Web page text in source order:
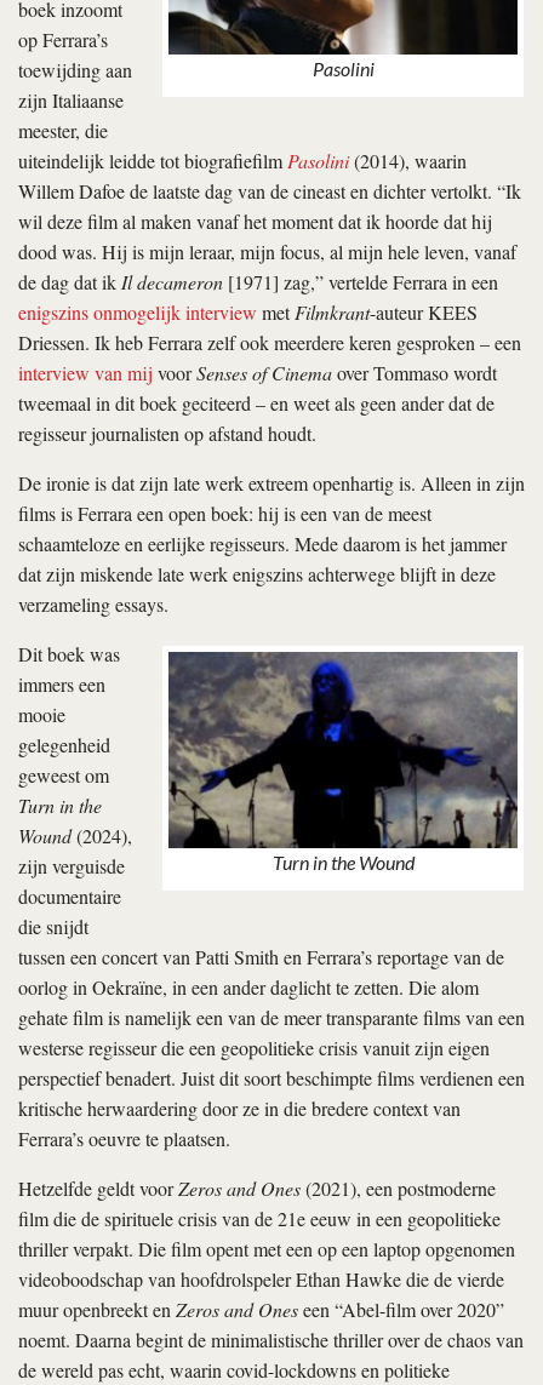
Pasolini
boek inzoomt
op Ferrara’s
toewijding aan
zijn Italiaanse
meester, die
uiteindelijk leidde tot biografiefilmPasolini(2014), waarin
Willem Dafoe de laatste dag van de cineast en dichter vertolkt. “Ik
wil deze film al maken vanaf het moment dat ik hoorde dat hij
dood was. Hij is mijn leraar, mijn focus, al mijn hele leven, vanaf
de dag dat ikIl decameron [1971] zag,” vertelde Ferrara in een
enigszins onmogelijk interview metFilmkrant-auteur KEES
Driessen. Ik heb Ferrara zelf ook meerdere keren gesproken – een
interview van mij voorSenses of Cinemaover Tommaso wordt
tweemaal in dit boek geciteerd – en weet als geen ander dat de
regisseur journalisten op afstand houdt.
De ironie is dat zijn late werk extreem openhartig is. Alleen in zijn
films is Ferrara een open boek: hij is een van de meest
schaamteloze en eerlijke regisseurs. Mede daarom is het jammer
dat zijn miskende late werk enigszins achterwege blijft in deze
verzameling essays.
Turn in the Wound
Dit boek was
immers een
mooie
gelegenheid
geweest om
Turn in the
Wound(2024),
zijn verguisde
documentaire
die snijdt
tussen een concert van Patti Smith en Ferrara’s reportage van de
oorlog in Oekraïne, in een ander daglicht te zetten. Die alom
gehate film is namelijk een van de meer transparante films van een
westerse regisseur die een geopolitieke crisis vanuit zijn eigen
perspectief benadert. Juist dit soort beschimpte films verdienen een
kritische herwaardering door ze in die bredere context van
Ferrara’s oeuvre te plaatsen.
Hetzelfde geldt voorZeros and Ones(2021), een postmoderne
film die de spirituele crisis van de 21e eeuw in een geopolitieke
thriller verpakt. Die film opent met een op een laptop opgenomen
videoboodschap van hoofdrolspeler Ethan Hawke die de vierde
muur openbreekt enZeros and Oneseen “Abel-film over 2020”
noemt. Daarna begint de minimalistische thriller over de chaos van
de wereld pas echt, waarin covid-lockdowns en politieke